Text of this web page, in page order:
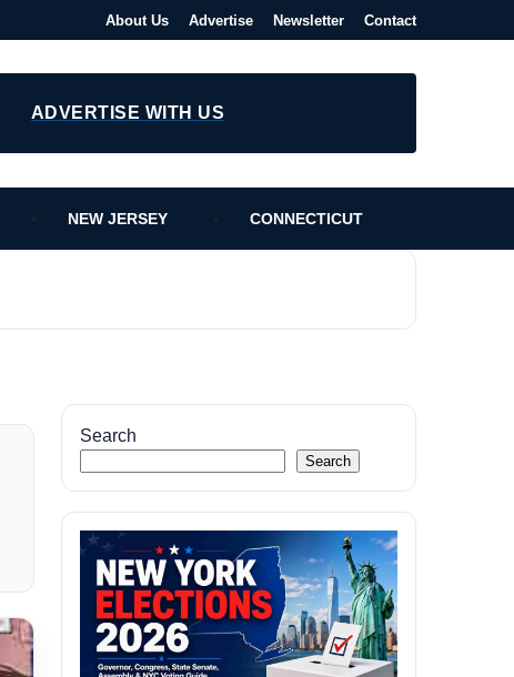
About Us Advertise Newsletter Contact
ADVERTISE WITH US
NEW JERSEY CONNECTICUT
Search
Search